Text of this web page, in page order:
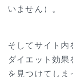
いません）。
そしてサイト内
ダイエット効
を見つけてし